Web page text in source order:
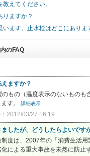
えてください。
りますか？
います。止水栓はどこにありま
のFAQ
ますか？
もの（温度表示のないものも
す。
詳細表示
2012/03/27 16:19
したが、どうしたらよいです
度は、2007年の「消費生活
による重大事故を未然に防